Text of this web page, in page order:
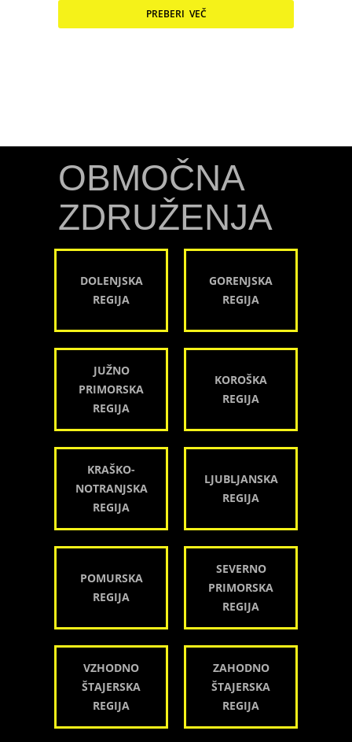
PREBERI VEČ
OBMOČNA
ZDRUŽENJA
DOLENJSKA
REGIJA
GORENJSKA
REGIJA
JUŽNO
PRIMORSKA
REGIJA
KOROŠKA
REGIJA
KRAŠKO-
NOTRANJSKA
REGIJA
LJUBLJANSKA
REGIJA
POMURSKA
REGIJA
SEVERNO
PRIMORSKA
REGIJA
VZHODNO
ŠTAJERSKA
REGIJA
ZAHODNO
ŠTAJERSKA
REGIJA